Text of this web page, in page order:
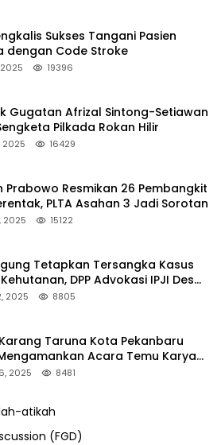
Sukses Tangani Pasien
dengan Code Stroke
19396
Gugatan Afrizal Sintong-Setiawan
Pilkada Rokan Hilir
2025 16429
Prabowo Resmikan 26 Pembangkit
PLTA Asahan 3 Jadi Sorotan
2025 15122
Tetapkan Tersangka Kasus
DPP Advokasi IPJI Desak
Pajak RAPP
2025 8805
Taruna Kota Pekanbaru
Acara Temu Karya
Taruna Pekanbaru
2025 8481
atikah
(FGD)